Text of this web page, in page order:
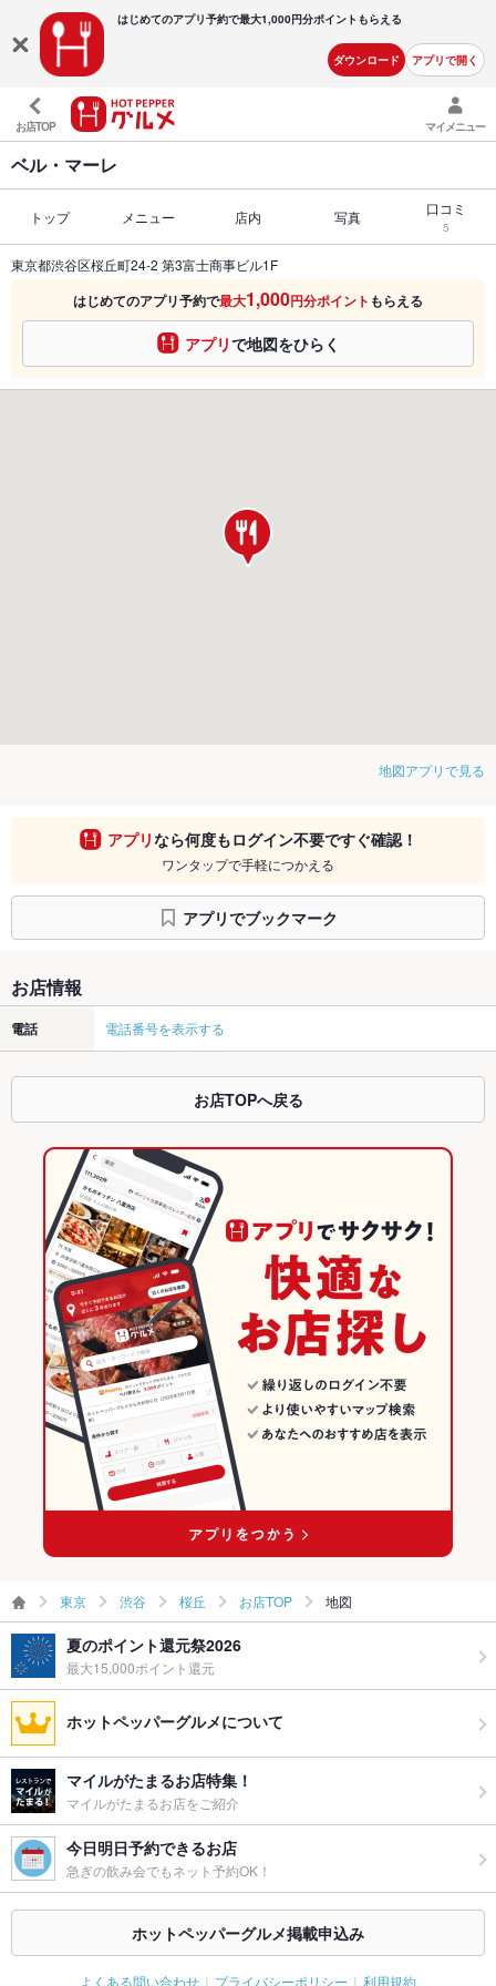
はじめてのアプリ予約で最大1,000円分ポイントもらえる
ダウンロード アプリで開く
お店TOP マイメニュー
ベル・マーレ
トップ メニュー 店内 写真 口コミ
5
東京都渋谷区桜丘町24-2 第3富士商事ビル1F
はじめてのアプリ予約で最大1,000円分ポイント もらえる
アプリで地図をひらく
地図アプリで見る
アプリなら何度もログイン不要ですぐ確認！
ワンタップで手軽につかえる
アプリでブックマーク
お店情報
電話 電話番号を表示する
お店TOPへ戻る
東京 渋谷 桜丘 お店TOP 地図
夏のポイント還元祭2026
最大15,000ポイント還元
ホットペッパーグルメについて
マイルがたまるお店特集！
マイルがたまるお店をご紹介
今日明日予約できるお店
急ぎの飲み会でもネット予約OK！
ホットペッパーグルメ掲載申込み
よくある問い合わせ プライバシーポリシー 利用規約